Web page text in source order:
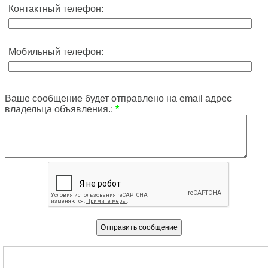
Контактный телефон:
Мобильный телефон:
Ваше сообщение будет отправлено на email адрес
владельца объявления.: *